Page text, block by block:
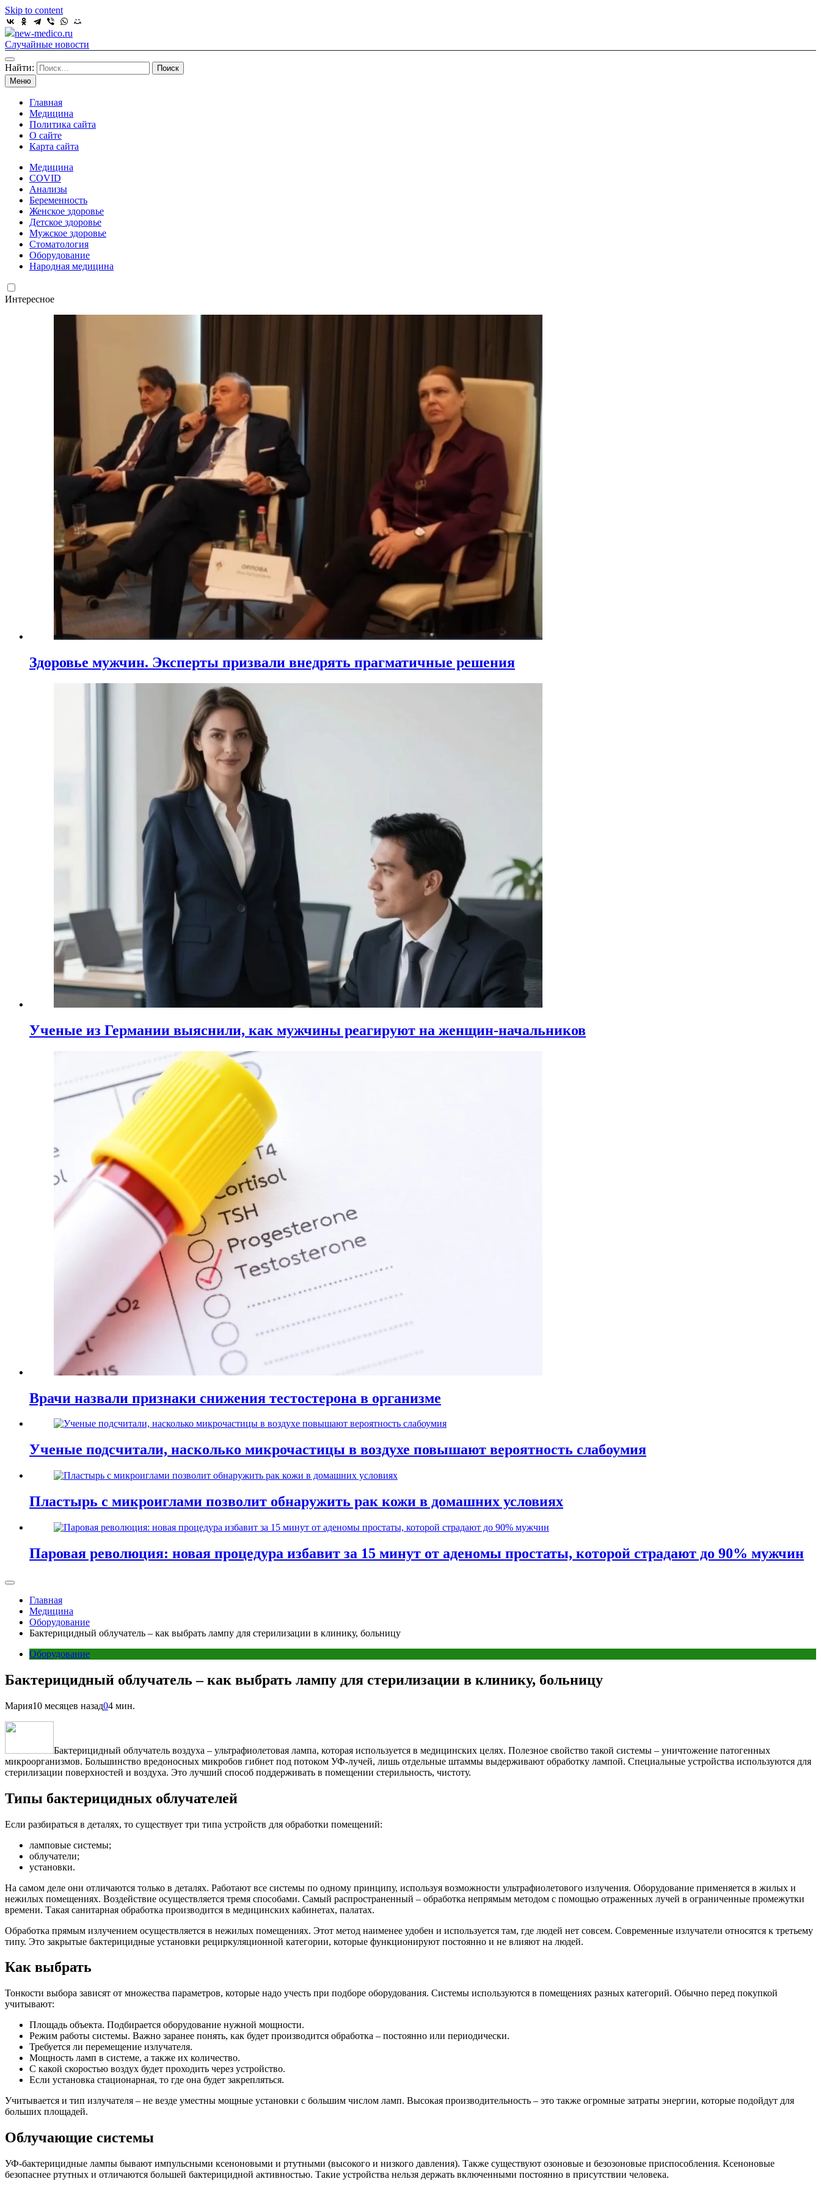
Skip to content
new-medico.ru
Случайные новости
Найти:
Меню
Главная
Медицина
Политика сайта
О сайте
Карта сайта
Медицина
COVID
Анализы
Беременность
Женское здоровье
Детское здоровье
Мужское здоровье
Стоматология
Оборудование
Народная медицина
Интересное
Здоровье мужчин. Эксперты призвали внедрять прагматичные решения
Ученые из Германии выяснили, как мужчины реагируют на женщин-начальников
Врачи назвали признаки снижения тестостерона в организме
Ученые подсчитали, насколько микрочастицы в воздухе повышают вероятность слабоумия
Пластырь с микроиглами позволит обнаружить рак кожи в домашних условиях
Паровая революция: новая процедура избавит за 15 минут от аденомы простаты, которой страдают до 90% мужчин
Главная
Медицина
Оборудование
Бактерицидный облучатель – как выбрать лампу для стерилизации в клинику, больницу
Оборудование
Бактерицидный облучатель – как выбрать лампу для стерилизации в клинику, больницу
Мария10 месяцев назад04 мин.
Бактерицидный облучатель воздуха – ультрафиолетовая лампа, которая используется в медицинских целях. Полезное свойство такой системы – уничтожение патогенных
микроорганизмов. Большинство вредоносных микробов гибнет под потоком УФ-лучей, лишь отдельные штаммы выдерживают обработку лампой. Специальные устройства используются для
стерилизации поверхностей и воздуха. Это лучший способ поддерживать в помещении стерильность, чистоту.
Типы бактерицидных облучателей
Если разбираться в деталях, то существует три типа устройств для обработки помещений:
ламповые системы;
облучатели;
установки.
На самом деле они отличаются только в деталях. Работают все системы по одному принципу, используя возможности ультрафиолетового излучения. Оборудование применяется в жилых и
нежилых помещениях. Воздействие осуществляется тремя способами. Самый распространенный – обработка непрямым методом с помощью отраженных лучей в ограниченные промежутки
времени. Такая санитарная обработка производится в медицинских кабинетах, палатах.
Обработка прямым излучением осуществляется в нежилых помещениях. Этот метод наименее удобен и используется там, где людей нет совсем. Современные излучатели относятся к третьему
типу. Это закрытые бактерицидные установки рециркуляционной категории, которые функционируют постоянно и не влияют на людей.
Как выбрать
Тонкости выбора зависят от множества параметров, которые надо учесть при подборе оборудования. Системы используются в помещениях разных категорий. Обычно перед покупкой
учитывают:
Площадь объекта. Подбирается оборудование нужной мощности.
Режим работы системы. Важно заранее понять, как будет производится обработка – постоянно или периодически.
Требуется ли перемещение излучателя.
Мощность ламп в системе, а также их количество.
С какой скоростью воздух будет проходить через устройство.
Если установка стационарная, то где она будет закрепляться.
Учитывается и тип излучателя – не везде уместны мощные установки с большим числом ламп. Высокая производительность – это также огромные затраты энергии, которые подойдут для
больших площадей.
Облучающие системы
УФ-бактерицидные лампы бывают импульсными ксеноновыми и ртутными (высокого и низкого давления). Также существуют озоновые и безозоновые приспособления. Ксеноновые
безопаснее ртутных и отличаются большей бактерицидной активностью. Такие устройства нельзя держать включенными постоянно в присутствии человека.